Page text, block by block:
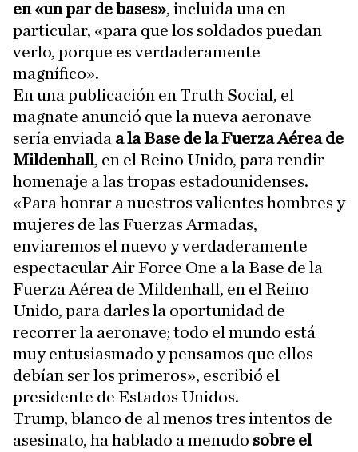
en «un par de bases», incluida una en
particular, «para que los soldados puedan
verlo, porque es verdaderamente
magnífico».
En una publicación en Truth Social, el
magnate anunció que la nueva aeronave
sería enviada a la Base de la Fuerza Aérea de
Mildenhall, en el Reino Unido, para rendir
homenaje a las tropas estadounidenses.
«Para honrar a nuestros valientes hombres y
mujeres de las Fuerzas Armadas,
enviaremos el nuevo y verdaderamente
espectacular Air Force One a la Base de la
Fuerza Aérea de Mildenhall, en el Reino
Unido, para darles la oportunidad de
recorrer la aeronave; todo el mundo está
muy entusiasmado y pensamos que ellos
debían ser los primeros», escribió el
presidente de Estados Unidos.
Trump, blanco de al menos tres intentos de
asesinato, ha hablado a menudo sobre el